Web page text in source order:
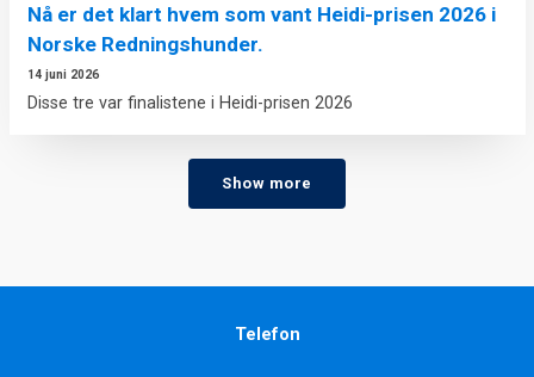
Nå er det klart hvem som vant Heidi-prisen 2026 i
Norske Redningshunder.
14 juni 2026
Disse tre var finalistene i Heidi-prisen 2026
Show more
Telefon